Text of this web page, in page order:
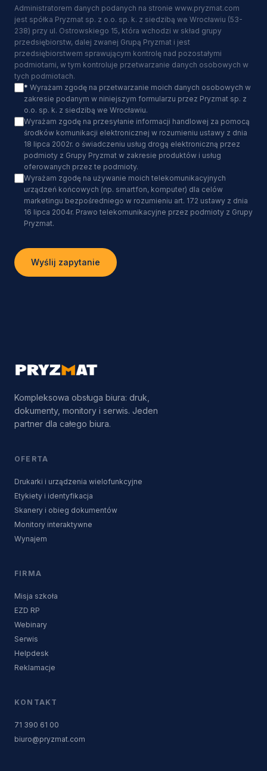
Administratorem danych podanych na stronie www.pryzmat.com
jest spółka Pryzmat sp. z o.o. sp. k. z siedzibą we Wrocławiu (53-
238) przy ul. Ostrowskiego 15, która wchodzi w skład grupy
przedsiębiorstw, dalej zwanej Grupą Pryzmat i jest
przedsiębiorstwem sprawującym kontrolę nad pozostałymi
podmiotami, w tym kontroluje przetwarzanie danych osobowych w
tych podmiotach.
* Wyrażam zgodę na przetwarzanie moich danych osobowych w
zakresie podanym w niniejszym formularzu przez Pryzmat sp. z
o.o. sp. k. z siedzibą we Wrocławiu.
Wyrażam zgodę na przesyłanie informacji handlowej za pomocą
środków komunikacji elektronicznej w rozumieniu ustawy z dnia
18 lipca 2002r. o świadczeniu usług drogą elektroniczną przez
podmioty z Grupy Pryzmat w zakresie produktów i usług
oferowanych przez te podmioty.
Wyrażam zgodę na używanie moich telekomunikacyjnych
urządzeń końcowych (np. smartfon, komputer) dla celów
marketingu bezpośredniego w rozumieniu art. 172 ustawy z dnia
16 lipca 2004r. Prawo telekomunikacyjne przez podmioty z Grupy
Pryzmat.
Wyślij zapytanie
Kompleksowa obsługa biura: druk,
dokumenty, monitory i serwis. Jeden
partner dla całego biura.
OFERTA
Drukarki i urządzenia wielofunkcyjne
Etykiety i identyfikacja
Skanery i obieg dokumentów
Monitory interaktywne
Wynajem
FIRMA
Misja szkoła
EZD RP
Webinary
Serwis
Helpdesk
Reklamacje
KONTAKT
71 390 61 00
biuro@pryzmat.com